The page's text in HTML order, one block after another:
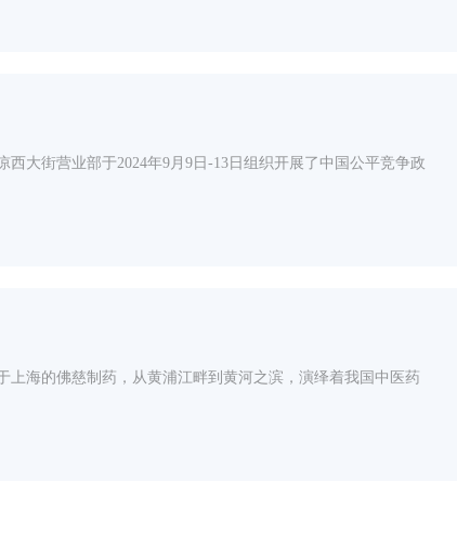
大街营业部于2024年9月9日-13日组织开展了中国公平竞争政
海的佛慈制药，从黄浦江畔到黄河之滨，演绎着我国中医药